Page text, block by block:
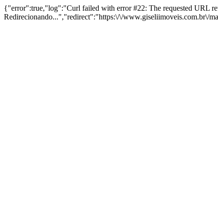
{"error":true,"log":"Curl failed with error #22: The requested URL
Redirecionando...","redirect":"https:\/\/www.giseliimoveis.com.br\/